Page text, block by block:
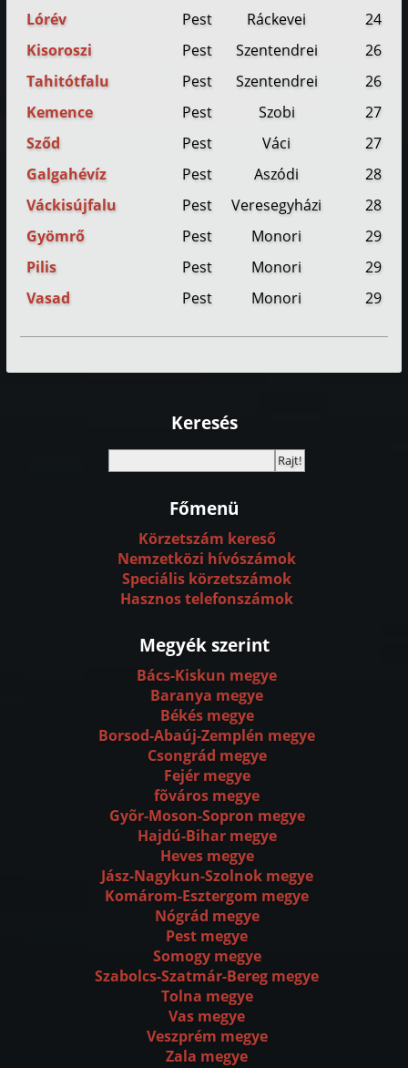
Lórév
Pest Ráckevei
24
Kisoroszi
Pest Szentendrei
26
Tahitótfalu
Pest Szentendrei
26
Kemence
Pest Szobi
27
Sződ
Pest Váci
27
Galgahévíz
Pest Aszódi
28
Váckisújfalu
Pest Veresegyházi
28
Gyömrő
Pest Monori
29
Pilis
Pest Monori
29
Vasad
Pest Monori 29
Keresés
Főmenü
Körzetszám kereső
Nemzetközi hívószámok
Speciális körzetszámok
Hasznos telefonszámok
Megyék szerint
Bács-Kiskun megye
Baranya megye
Békés megye
Borsod-Abaúj-Zemplén megye
Csongrád megye
Fejér megye
fõváros megye
Gyõr-Moson-Sopron megye
Hajdú-Bihar megye
Heves megye
Jász-Nagykun-Szolnok megye
Komárom-Esztergom megye
Nógrád megye
Pest megye
Somogy megye
Szabolcs-Szatmár-Bereg megye
Tolna megye
Vas megye
Veszprém megye
Zala megye